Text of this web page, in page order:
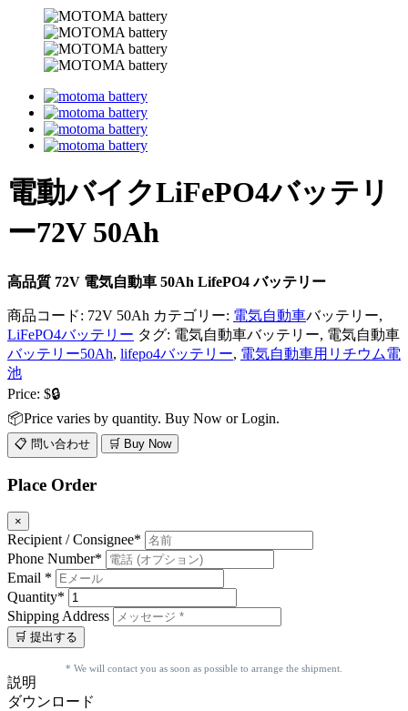
電動バイクLiFePO4バッテリ
ー72V 50Ah
高品質 72V 電気自動車 50Ah LifePO4 バッテリー
商品コード: 72V 50Ah カテゴリー: 電気自動車バッテリー,
LiFePO4バッテリー タグ: 電気自動車バッテリー, 電気自動車
バッテリー50Ah, lifepo4バッテリー, 電気自動車用リチウム電
池
Price: $🔒
📦Price varies by quantity. Buy Now or Login.
📋 問い合わせ 🛒 Buy Now
Place Order
×
Recipient / Consignee*
Phone Number*
Email *
Quantity*
Shipping Address
* We will contact you as soon as possible to arrange the shipment.
説明
ダウンロード